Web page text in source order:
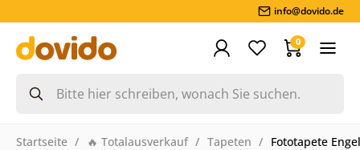
info@dovido.de
0
Startseite 🔥 Totalausverkauf Tapeten Fototapete